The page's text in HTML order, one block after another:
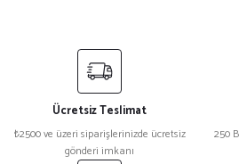
yetersiz gördüğünüz noktaları öneri formunu
Görüş ve önerileriniz için teşekkür ederiz.
Ürün resmi kalitesiz, bozuk veya
Ürün açıklamasında eksik bilgiler bulunuyor.
Ücretsiz Teslimat
₺2500 ve üzeri siparişlerinizde ücretsiz
gönderi imkanı
250